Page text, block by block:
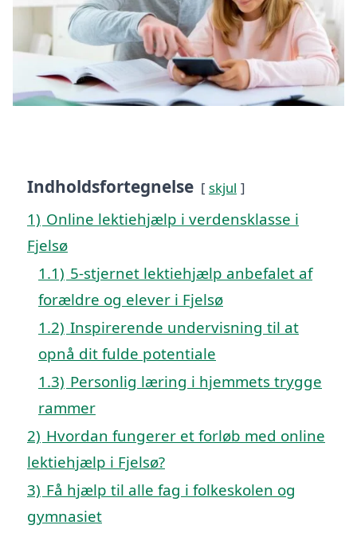
Indholdsfortegnelse skjul
1) Online lektiehjælp i verdensklasse i
Fjelsø
1.1) 5-stjernet lektiehjælp anbefalet af
forældre og elever i Fjelsø
1.2) Inspirerende undervisning til at
opnå dit fulde potentiale
1.3) Personlig læring i hjemmets trygge
rammer
2) Hvordan fungerer et forløb med online
lektiehjælp i Fjelsø?
3) Få hjælp til alle fag i folkeskolen og
gymnasiet